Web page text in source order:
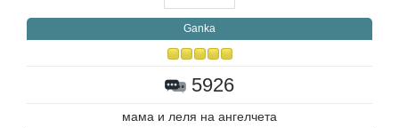
Ganka
5926
мама и леля на ангелчета